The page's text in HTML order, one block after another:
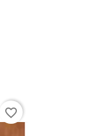
favorite_border